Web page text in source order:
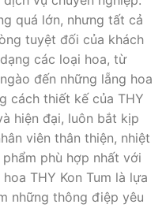
quá lớn, nhưng tất cả
tuyệt đối của khách
các loại hoa, từ
đến những lẵng hoa
cách thiết kế của THY
hiện đại, luôn bắt kịp
viên thân thiện, nhiệt
phù hợp nhất với
THY Kon Tum là lựa
những thông điệp yêu